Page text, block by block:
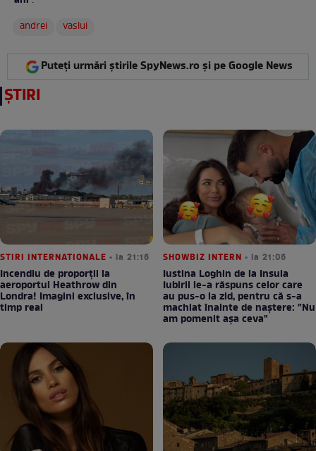
andrei
vaslui
Puteți urmări știrile SpyNews.ro și pe Google News
ȘTIRI
STIRI INTERNATIONALE • la 21:16
Incendiu de proporții la
aeroportul Heathrow din
Londra! Imagini exclusive, în
timp real
SHOWBIZ INTERN • la 21:06
Iustina Loghin de la Insula
Iubirii le-a răspuns celor care
au pus-o la zid, pentru că s-a
machiat înainte de naștere: "Nu
am pomenit așa ceva"